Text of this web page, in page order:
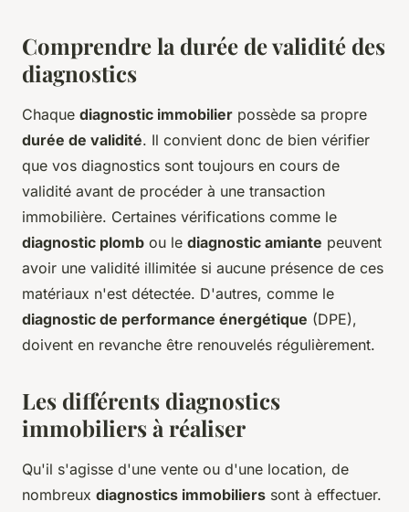
Comprendre la durée de validité des
diagnostics
Chaque diagnostic immobilier possède sa propre
durée de validité. Il convient donc de bien vérifier
que vos diagnostics sont toujours en cours de
validité avant de procéder à une transaction
immobilière. Certaines vérifications comme le
diagnostic plomb ou le diagnostic amiante peuvent
avoir une validité illimitée si aucune présence de ces
matériaux n'est détectée. D'autres, comme le
diagnostic de performance énergétique (DPE),
doivent en revanche être renouvelés régulièrement.
Les différents diagnostics
immobiliers à réaliser
Qu'il s'agisse d'une vente ou d'une location, de
nombreux diagnostics immobiliers sont à effectuer.